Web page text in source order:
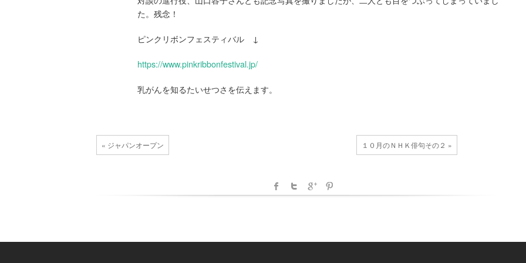
た。残念！
ピンクリボンフェスティバル ↓
https://www.pinkribbonfestival.jp/
乳がんを知るたいせつさを伝えます。
« ジャパンオープン １０月のＮＨＫ俳句その２ »